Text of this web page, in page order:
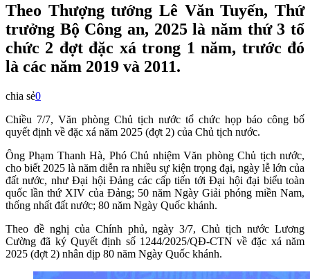
Theo Thượng tướng Lê Văn Tuyến, Thứ
trưởng Bộ Công an, 2025 là năm thứ 3 tổ
chức 2 đợt đặc xá trong 1 năm, trước đó
là các năm 2019 và 2011.
chia sẻ0
Chiều 7/7, Văn phòng Chủ tịch nước tổ chức họp báo công bố
quyết định về đặc xá năm 2025 (đợt 2) của Chủ tịch nước.
Ông Phạm Thanh Hà, Phó Chủ nhiệm Văn phòng Chủ tịch nước,
cho biết 2025 là năm diễn ra nhiều sự kiện trọng đại, ngày lễ lớn của
đất nước, như Đại hội Đảng các cấp tiến tới Đại hội đại biểu toàn
quốc lần thứ XIV của Đảng; 50 năm Ngày Giải phóng miền Nam,
thống nhất đất nước; 80 năm Ngày Quốc khánh.
Theo đề nghị của Chính phủ, ngày 3/7, Chủ tịch nước Lương
Cường đã ký Quyết định số 1244/2025/QĐ-CTN về đặc xá năm
2025 (đợt 2) nhân dịp 80 năm Ngày Quốc khánh.